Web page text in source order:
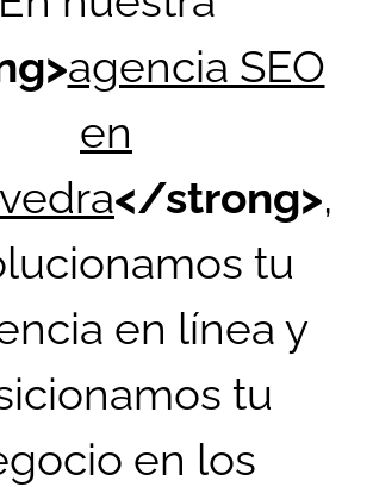
agencia SEO
en
</strong>,
tu
en línea y
tu
en los